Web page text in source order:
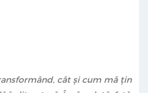
cât și cum mă țin